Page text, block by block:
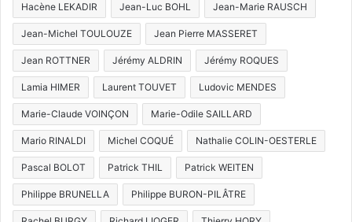
Hacène LEKADIR Jean-Luc BOHL Jean-Marie RAUSCH
Jean-Michel TOULOUZE Jean Pierre MASSERET
Jean ROTTNER Jérémy ALDRIN Jérémy ROQUES
Lamia HIMER Laurent TOUVET Ludovic MENDES
Marie-Claude VOINÇON Marie-Odile SAILLARD
Mario RINALDI Michel COQUÉ Nathalie COLIN-OESTERLE
Pascal BOLOT Patrick THIL Patrick WEITEN
Philippe BRUNELLA Philippe BURON-PILÂTRE